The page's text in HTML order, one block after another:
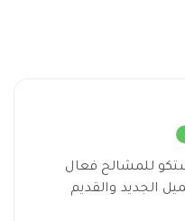
للمشالح فعال